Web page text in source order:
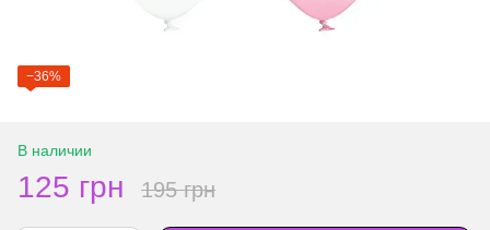
−36%
В наличии
125 грн 195 грн